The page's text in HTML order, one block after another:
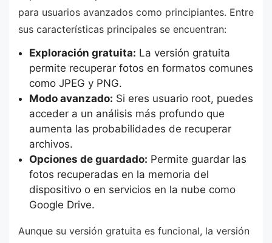
para usuarios avanzados como principiantes. Entre
sus características principales se encuentran:
Exploración gratuita: La versión gratuita
permite recuperar fotos en formatos comunes
como JPEG y PNG.
Modo avanzado: Si eres usuario root, puedes
acceder a un análisis más profundo que
aumenta las probabilidades de recuperar
archivos.
Opciones de guardado: Permite guardar las
fotos recuperadas en la memoria del
dispositivo o en servicios en la nube como
Google Drive.
Aunque su versión gratuita es funcional, la versión